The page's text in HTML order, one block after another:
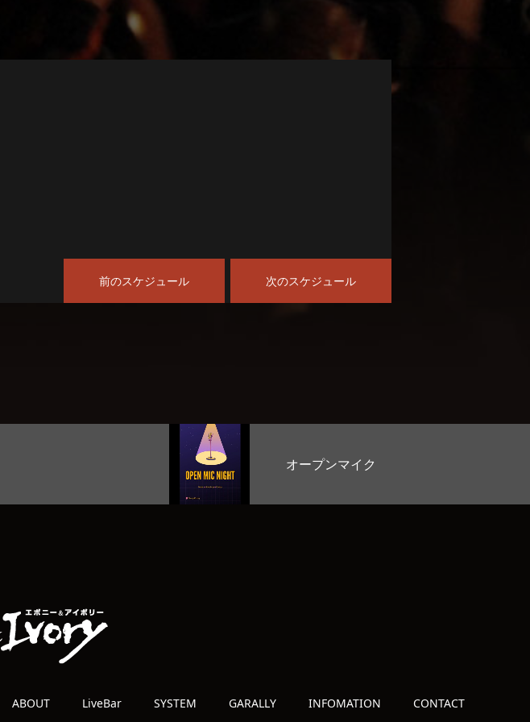
前のスケジュール 次のスケジュール
オープンマイク
ABOUT LiveBar SYSTEM GARALLY INFOMATION CONTACT